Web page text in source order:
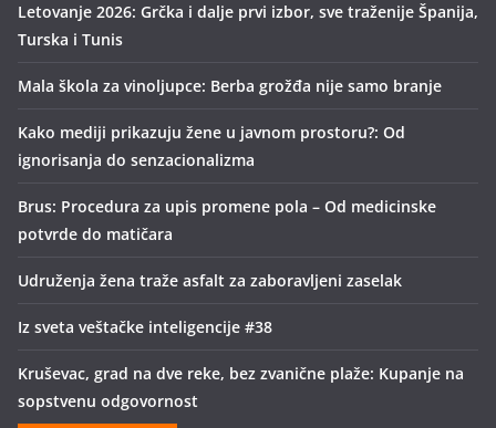
Letovanje 2026: Grčka i dalje prvi izbor, sve traženije Španija,
Turska i Tunis
Mala škola za vinoljupce: Berba grožđa nije samo branje
Kako mediji prikazuju žene u javnom prostoru?: Od
ignorisanja do senzacionalizma
Brus: Procedura za upis promene pola – Od medicinske
potvrde do matičara
Udruženja žena traže asfalt za zaboravljeni zaselak
Iz sveta veštačke inteligencije #38
Kruševac, grad na dve reke, bez zvanične plaže: Kupanje na
sopstvenu odgovornost